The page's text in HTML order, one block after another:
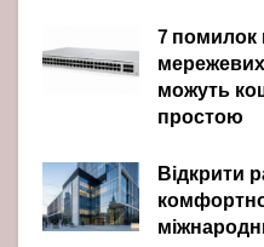
7 помилок
мережевих
можуть
простою
Відкрити